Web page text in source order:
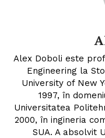
Alex Doboli este
Engineering la
University of New
1997, în
Universitatea
2000, în ingineria
SUA. A absolvit